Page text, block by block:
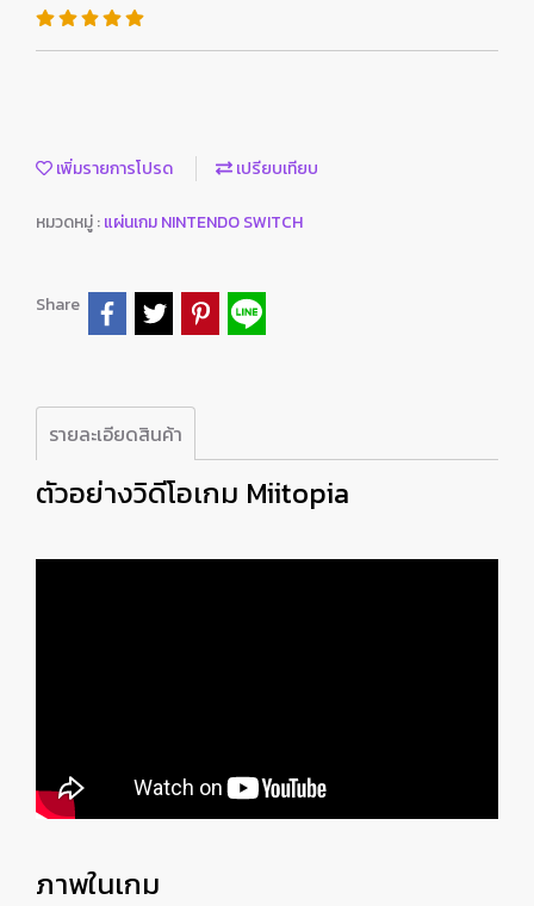
เพิ่มรายการโปรด เปรียบเทียบ
หมวดหมู่ :แผ่นเกม NINTENDO SWITCH
Share
รายละเอียดสินค้า
ตัวอย่างวิดีโอเกม Miitopia
ภาพในเกม